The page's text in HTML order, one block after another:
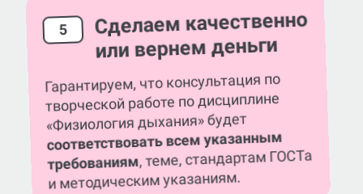
5 Сделаем качественно
или вернем деньги
Гарантируем, что консультация по
творческой работе по дисциплине
«Физиология дыхания» будет
соответствовать всем указанным
требованиям, теме, стандартам ГОСТа
и методическим указаниям.